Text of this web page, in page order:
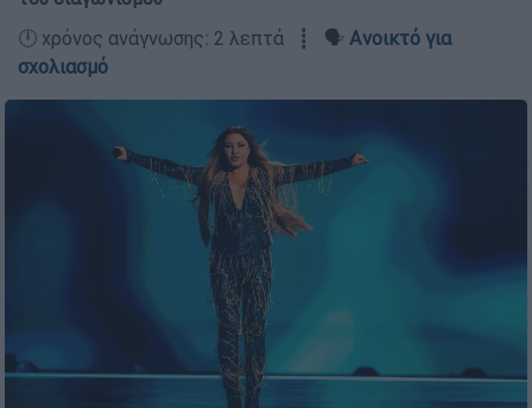
🕛 χρόνος ανάγνωσης: 2 λεπτά ┋ 🗣️ Ανοικτό για
σχολιασμό